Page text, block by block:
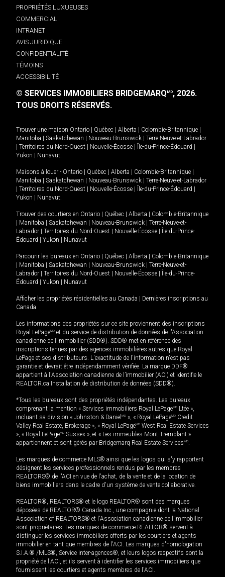
PROPRIÉTÉS LUXUEUSES
COMMERCIAL
INTRANET
AVIS JURIDIQUE
CONFIDENTIALITÉ
TÉMOINS
ACCESSIBILITÉ
© SERVICES IMMOBILIERS BRIDGEMARQMD, 2026.
TOUS DROITS RÉSERVÉS.
Trouver une maison Ontario Québec Alberta Colombie-Britannique
Manitoba
Saskatchewan Nouveau-Brunswick
Terre-Neuve-et-Labrador
Territoires du Nord-Ouest Nouvelle-Écosse Île-du-Prince-Édouard
Yukon
Nunavut.
Maisons à louer - Ontario Québec Alberta Colombie-Britannique
Manitoba
Saskatchewan Nouveau-Brunswick
Terre-Neuve-et-Labrador
Territoires du Nord-Ouest Nouvelle-Écosse Île-du-Prince-Édouard
Yukon
Nunavut.
Trouver des courtiers en Ontario Québec Alberta
Colombie-Britannique
Manitoba Saskatchewan Nouveau-Brunswick
Terre-Neuve-et-
Labrador
Territoires du Nord-Ouest Nouvelle-Écosse
Île-du-Prince-
Édouard
Yukon Nunavut
Parcourir les bureaux en Ontario Québec Alberta
Colombie-Britannique
Manitoba Saskatchewan Nouveau-Brunswick
Terre-Neuve-et-
Labrador
Territoires du Nord-Ouest Nouvelle-Écosse
Île-du-Prince-
Édouard
Yukon Nunavut
Afficher les propriétés résidentielles au Canada
Dernières inscriptions au
Canada
Les informations des propriétés sur ce site proviennent des inscriptions
Royal LePageMD et du service de distribution de données de l'Association
canadienne de l’immobilier (SDD®). SDD® met en référence des
inscriptions tenues par des agences immobilières autres que Royal
LePage et ses distributeurs. L'exactitude de l'information n'est pas
garantie et devrait être indépendamment vérifiée. La marque DDF®
appartient à l'Association canadienne de l’immobilier (ACI) et identifie le
REALTOR.ca Installation de distribution de données (SDD®).
*Tous les bureaux sont des propriétés indépendantes. Les bureaux
comprenant la mention « Services immobiliers Royal LePageMD Ltée »,
incluant sa division « Johnston & Daniel MD », « Royal LePageMD Credit
Valley Real Estate, Brokerage », « Royal LePageMD West Real Estate Services
», « Royal LePageMD Sussex », et « Les immeubles Mont-Tremblant »
appartiennent et sont gérés par Bridgemarq Real Estate ServicesMD.
Les marques de commerce MLS® ainsi que les logos qui s'y rapportent
désignent les services professionnels rendus par les membres
REALTORS® de l'ACI en vue de l'achat, de la vente et de la location de
biens immobiliers dans le cadre d'un système de vente collaborative.
REALTOR®, REALTORS® et le logo REALTOR® sont des marques
déposées de REALTOR® Canada Inc., une compagnie dont la National
Association of REALTORS® et l'Association canadienne de l’immobilier
sont propriétaires. Les marques de commerce REALTOR® servent à
distinguer les services immobiliers offerts par les courtiers et agents
immobilier en tant que membres de l'ACI. Les marques d'homologation
S.I.A.® /MLS®, Service inter-agences®, et leurs logos respectifs sont la
propriété de l'ACI, et ils servent à identifier les services immobiliers que
fournissent les courtiers et agents membres de l'ACI.